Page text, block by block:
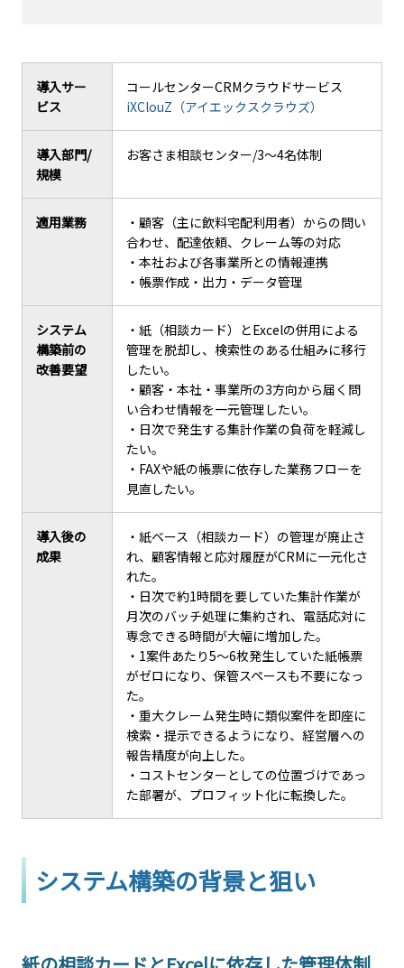
導入サー
ビス
コールセンターCRMクラウドサービス
iXClouZ（アイエックスクラウズ）
導入部門/
規模
お客さま相談センター/3～4名体制
適用業務
・顧客（主に飲料宅配利用者）からの問い
合わせ、配達依頼、クレーム等の対応
・本社および各事業所との情報連携
・帳票作成・出力・データ管理
システム
構築前の
改善要望
・紙（相談カード）とExcelの併用による
管理を脱却し、検索性のある仕組みに移行
したい。
・顧客・本社・事業所の3方向から届く問
い合わせ情報を一元管理したい。
・日次で発生する集計作業の負荷を軽減し
たい。
・FAXや紙の帳票に依存した業務フローを
見直したい。
導入後の
成果
・紙ベース（相談カード）の管理が廃止さ
れ、顧客情報と応対履歴がCRMに一元化さ
れた。
・日次で約1時間を要していた集計作業が
月次のバッチ処理に集約され、電話応対に
専念できる時間が大幅に増加した。
・1案件あたり5～6枚発生していた紙帳票
がゼロになり、保管スペースも不要になっ
た。
・重大クレーム発生時に類似案件を即座に
検索・提示できるようになり、経営層への
報告精度が向上した。
・コストセンターとしての位置づけであっ
た部署が、プロフィット化に転換した。
システム構築の背景と狙い